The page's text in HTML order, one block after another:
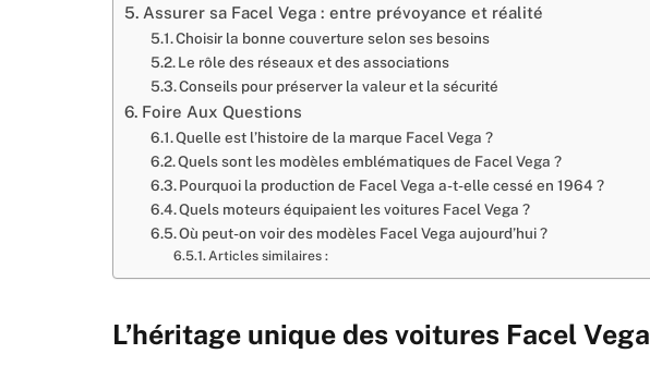
Assurer sa Facel Vega : entre prévoyance et réalité
Choisir la bonne couverture selon ses besoins
Le rôle des réseaux et des associations
Conseils pour préserver la valeur et la sécurité
Foire Aux Questions
Quelle est l’histoire de la marque Facel Vega ?
Quels sont les modèles emblématiques de Facel Vega ?
Pourquoi la production de Facel Vega a-t-elle cessé en 1964 ?
Quels moteurs équipaient les voitures Facel Vega ?
Où peut-on voir des modèles Facel Vega aujourd’hui ?
Articles similaires :
L’héritage unique des voitures Facel Vega